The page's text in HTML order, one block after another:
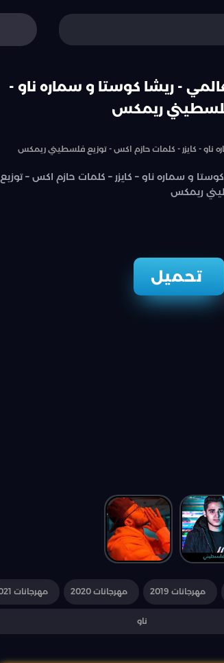
- ريشا كوستا و سماره ناو -
فلسطيني ريمكس
ناو - كايزر - كلمات حازم اكس - توزيع فلسطيني ريمكس
و سماره ناو – كايزر – كلمات حازم اكس – توزيع
ريمكس
تحميل
مهرجانات 2019 مهرجانات 2020 مهرجانات 2021
ناو